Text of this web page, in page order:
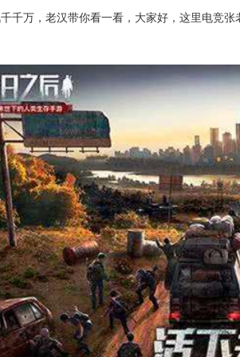
千万，老汉带你看一看，大家好，这里电竞张